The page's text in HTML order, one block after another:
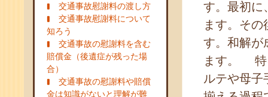
交通事故慰謝料の渡し方
交通事故慰謝料について
知ろう
交通事故の慰謝料を含む
賠償金（後遺症が残った場
合）
交通事故の慰謝料や賠償
金は知識がないと理解が難
す。最初に
ます。そ
す。和解が
ます。 特
ルテや母子